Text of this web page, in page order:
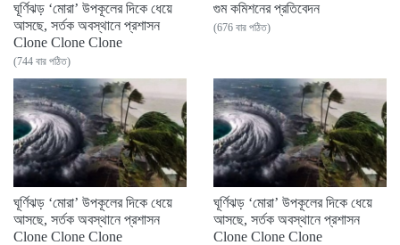
ঘূর্ণিঝড় ‘মোরা’ উপকূলের দিকে ধেয়ে
আসছে, সর্তক অবস্থানে প্রশাসন
Clone Clone Clone
(744 বার পঠিত)
গুম কমিশনের প্রতিবেদন
(676 বার পঠিত)
ঘূর্ণিঝড় ‘মোরা’ উপকূলের দিকে ধেয়ে
আসছে, সর্তক অবস্থানে প্রশাসন
Clone Clone Clone
ঘূর্ণিঝড় ‘মোরা’ উপকূলের দিকে ধেয়ে
আসছে, সর্তক অবস্থানে প্রশাসন
Clone Clone Clone